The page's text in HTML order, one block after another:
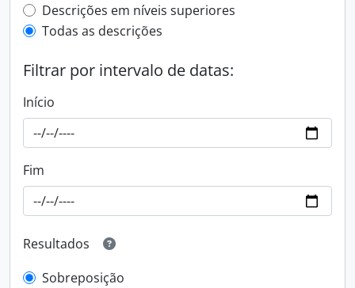
Filtro de descrição de nível superior
Descrições em níveis superiores
Todas as descrições
Filtrar por intervalo de datas:
Início
Fim
Resultados
Sobreposição